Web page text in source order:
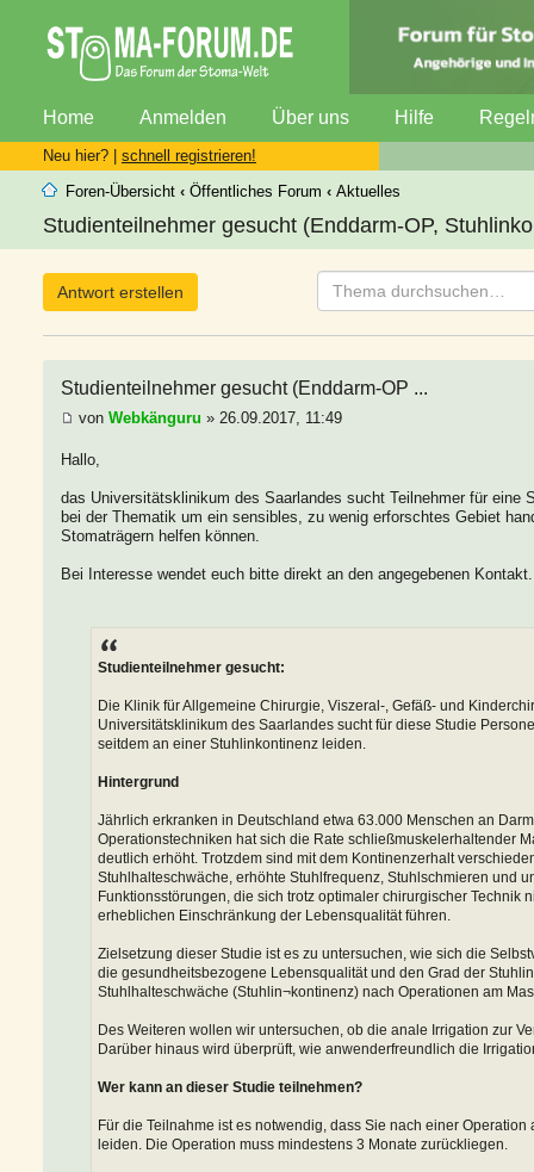
Home Anmelden Über uns Hilfe
Neu hier? | schnell registrieren!
Foren-Übersicht ‹ Öffentliches Forum ‹ Aktuelles
Studienteilnehmer gesucht (Enddarm-OP,
Antwort erstellen
Studienteilnehmer gesucht (Enddarm-OP ...
von Webkänguru » 26.09.2017, 11:49
Hallo,
das Universitätsklinikum des Saarlandes sucht Teilnehmer für eine
bei der Thematik um ein sensibles, zu wenig erforschtes Gebiet
Stomaträgern helfen können.
Bei Interesse wendet euch bitte direkt an den angegebenen Kontakt.
Studienteilnehmer gesucht:
Die Klinik für Allgemeine Chirurgie, Viszeral-, Gefäß- und
Universitätsklinikum des Saarlandes sucht für diese Studie
seitdem an einer Stuhlinkontinenz leiden.
Hintergrund
Jährlich erkranken in Deutschland etwa 63.000 Menschen an
Operationstechniken hat sich die Rate schließmuskelerhaltender
deutlich erhöht. Trotzdem sind mit dem Kontinenzerhalt
Stuhlhalteschwäche, erhöhte Stuhlfrequenz, Stuhlschmieren und
Funktionsstörungen, die sich trotz optimaler chirurgischer Technik
erheblichen Einschränkung der Lebensqualität führen.
Zielsetzung dieser Studie ist es zu untersuchen, wie sich die
die gesundheitsbezogene Lebensqualität und den Grad der
Stuhlhalteschwäche (Stuhlin¬kontinenz) nach Operationen am
Des Weiteren wollen wir untersuchen, ob die anale Irrigation zur
Darüber hinaus wird überprüft, wie anwenderfreundlich die
Wer kann an dieser Studie teilnehmen?
Für die Teilnahme ist es notwendig, dass Sie nach einer
leiden. Die Operation muss mindestens 3 Monate zurückliegen.